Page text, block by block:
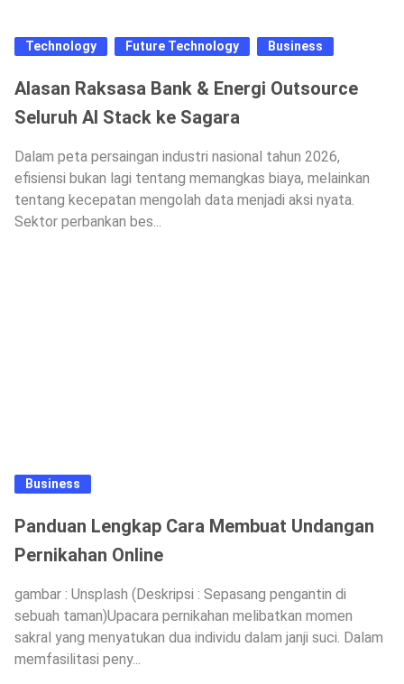
Technology Future Technology Business
Alasan Raksasa Bank & Energi Outsource
Seluruh AI Stack ke Sagara
Dalam peta persaingan industri nasional tahun 2026,
efisiensi bukan lagi tentang memangkas biaya, melainkan
tentang kecepatan mengolah data menjadi aksi nyata.
Sektor perbankan bes...
Business
Panduan Lengkap Cara Membuat Undangan
Pernikahan Online
gambar : Unsplash (Deskripsi : Sepasang pengantin di
sebuah taman)Upacara pernikahan melibatkan momen
sakral yang menyatukan dua individu dalam janji suci. Dalam
memfasilitasi peny...